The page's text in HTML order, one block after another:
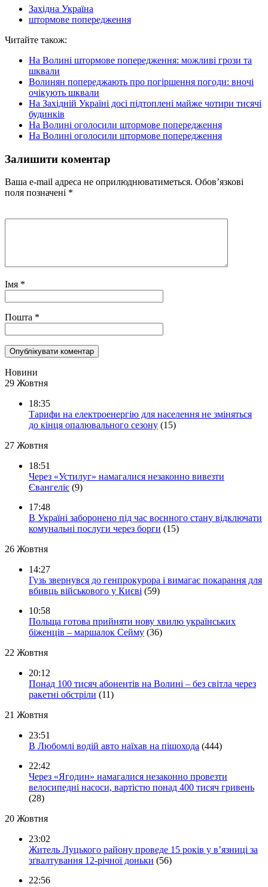
Західна Україна
штормове попередження
Читайте також:
На Волині штормове попередження: можливі грози та
шквали
Волинян попереджають про погіршення погоди: вночі
очікують шквали
На Західній Україні досі підтоплені майже чотири тисячі
будинків
На Волині оголосили штормове попередження
На Волині оголосили штормове попередження
Залишити коментар
Ваша e-mail адреса не оприлюднюватиметься. Обов’язкові
поля позначені *
Імя *
Пошта *
Новини
29 Жовтня
18:35
Тарифи на електроенергію для населення не зміняться
до кінця опалювального сезону (15)
27 Жовтня
18:51
Через «Устилуг» намагалися незаконно вивезти
Євангеліє (9)
17:48
В Україні заборонено під час воєнного стану відключати
комунальні послуги через борги (15)
26 Жовтня
14:27
Гузь звернувся до генпрокурора і вимагає покарання для
вбивць військового у Києві (59)
10:58
Польща готова прийняти нову хвилю українських
біженців – маршалок Сейму (36)
22 Жовтня
20:12
Понад 100 тисяч абонентів на Волині – без світла через
ракетні обстріли (11)
21 Жовтня
23:51
В Любомлі водій авто наїхав на пішохода (444)
22:42
Через «Ягодин» намагалися незаконно провезти
велосипедні насоси, вартістю понад 400 тисяч гривень
(28)
20 Жовтня
23:02
Житель Луцького району проведе 15 років у в’язниці за
зґвалтування 12-річної доньки (56)
22:56